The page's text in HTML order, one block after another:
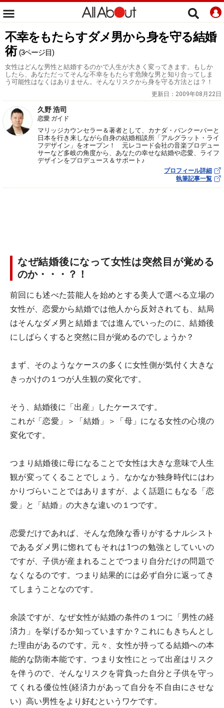
不幸をもたらすダメ男から身を守る結婚
術 (3ページ目)
女性はどんな男性と結婚するのかで人生が大きく変ってきます。もしか
したら、あなただってそんな不幸をもたらす危険な男と知り合ってしま
う可能性はなくはありません。そんなリスクから身を守る方法とは？！
更新日： 2009年08月22日
久野 浩司
恋愛 ガイド
マリッジカウンセラー＆著者として、カナダ・バンクーバーと
日本を行き来しながら自身の結婚相談所「アルグラット・ライ
フデザイン」をオープン！ 元レコード会社の音楽プロデュー
サーなど多岐の角度から、あなたの幸せな結婚や恋愛、ライフ
デザインをプロデュース＆サポート♪
プロフィール詳細
執筆記事一覧
なぜ結婚後になって女性は突然目が覚める
のか・・・？！
前回にも述べた芸能人を始めとする美人で選べる立場の
女性が、恋愛から結婚では他人から反対されても、結局
はそんなダメ男と結婚までは進んでいったのに、結婚後
にしばらくすると突然に目が覚めるのでしょうか？
まず、そのようなケースの多くに女性側が気付く大きな
きっかけの１つが人生観の変化です。
そう、結婚後に「出産」したケースです。
これが「恋愛」＞「結婚」＞「母」になる女性の心境の
変化です。
つまり結婚後に母になることで女性は大きな意味で人生
観が変ってくることでしょう。なかなか独身時代にはわ
かりづらいことではありますが、よく話題にもなる「恋
愛」と「結婚」の大きな違いの１つです。
恋愛だけであれば、そんな危険な香りがするナルシスト
であるダメ男に惚れてもそれは1つの勉強としていいの
ですが、子供が産まれることでつまり自分だけの問題で
なくなるのです。つまり結果的には必ず自分に返ってき
てしまうことなのです。
余談ですが、なぜ女性が結婚の条件の１つに「男性の経
済力」を挙げるか知っていますか？これにもきちんとし
た理由があるのです。元々、女性が持ってる結婚への本
能的な防衛本能です。つまり女性にとって出産はリスク
を伴うので、そんなリスクを背負った自分と子供を守っ
てくれる優位性(経済力があって自分を不自由にさせな
い）高い男性をより好むというワケです。